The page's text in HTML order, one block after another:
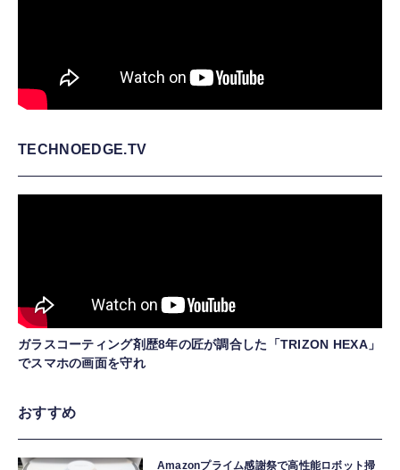
TECHNOEDGE.TV
ガラスコーティング剤歴8年の匠が調合した「TRIZON HEXA」
でスマホの画面を守れ
おすすめ
Amazonプライム感謝祭で高性能ロボット掃